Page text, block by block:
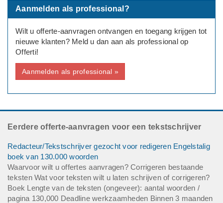
Aanmelden als professional?
Wilt u offerte-aanvragen ontvangen en toegang krijgen tot
nieuwe klanten? Meld u dan aan als professional op
Offerti!
Aanmelden als professional »
Eerdere offerte-aanvragen voor een tekstschrijver
Redacteur/Tekstschrijver gezocht voor redigeren Engelstalig
boek van 130.000 woorden
Waarvoor wilt u offertes aanvragen? Corrigeren bestaande
teksten Wat voor teksten wilt u laten schrijven of corrigeren?
Boek Lengte van de teksten (ongeveer): aantal woorden /
pagina 130,000 Deadline werkzaamheden Binnen 3 maanden